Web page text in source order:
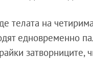
телата на
едновременно